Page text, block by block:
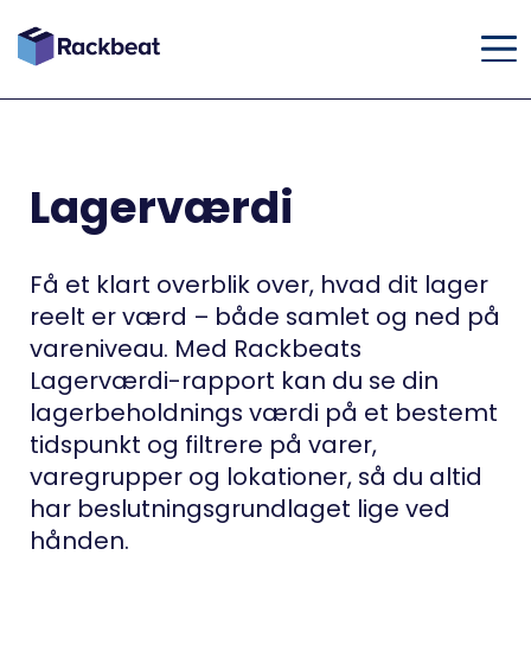
Lagerværdi
Få et klart overblik over, hvad dit lager
reelt er værd – både samlet og ned på
vareniveau. Med Rackbeats
Lagerværdi-rapport kan du se din
lagerbeholdnings værdi på et bestemt
tidspunkt og filtrere på varer,
varegrupper og lokationer, så du altid
har beslutningsgrundlaget lige ved
hånden.